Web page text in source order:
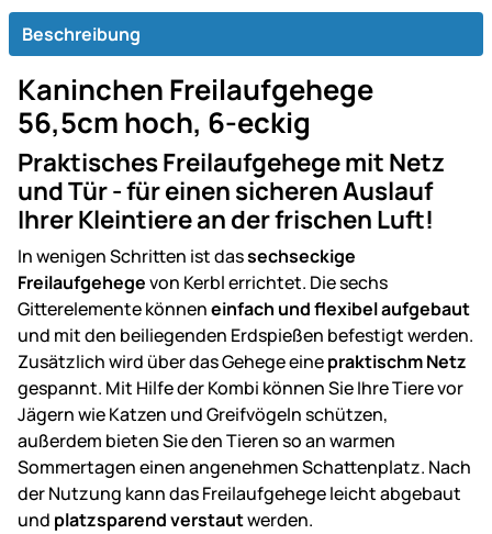
Beschreibung
Kaninchen Freilaufgehege
56,5cm hoch, 6-eckig
Praktisches Freilaufgehege mit Netz
und Tür - für einen sicheren Auslauf
Ihrer Kleintiere an der frischen Luft!
In wenigen Schritten ist dassechseckige
Freilaufgehegevon Kerbl errichtet. Die sechs
Gitterelemente könneneinfach und flexibel aufgebaut
und mit den beiliegenden Erdspießen befestigt werden.
Zusätzlich wird über das Gehege einepraktischm Netz
gespannt. Mit Hilfe der Kombi können Sie Ihre Tiere vor
Jägern wie Katzen und Greifvögeln schützen,
außerdem bieten Sie den Tieren so an warmen
Sommertagen einen angenehmen Schattenplatz. Nach
der Nutzung kann das Freilaufgehege leicht abgebaut
und platzsparend verstautwerden.